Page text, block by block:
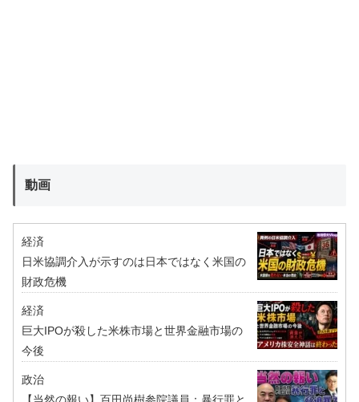
動画
経済
日米協調介入が示すのは日本ではなく米国の
財政危機
経済
巨大IPOが殺した米株市場と世界金融市場の
今後
政治
【当然の報い】百田尚樹参院議員：暴行罪と